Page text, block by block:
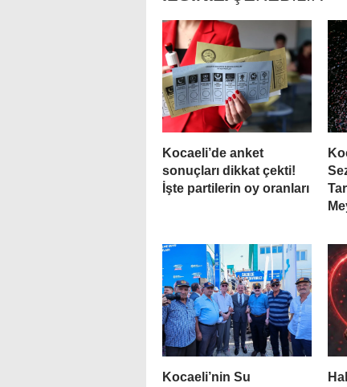
Kocaeli’de anket
sonuçları dikkat çekti!
İşte partilerin oy oranları
Kocaeli’nin Su